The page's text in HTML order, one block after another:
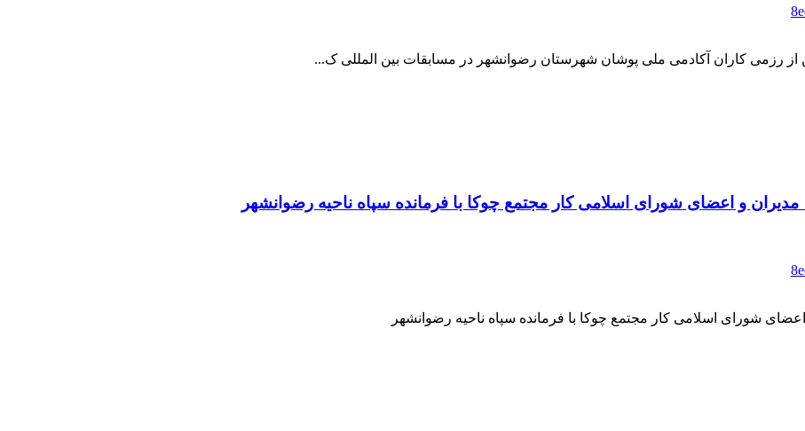
و اعضای شورای اسلامی کار مجتمع چوکا با فرمانده سپاه ناحیه رضوانشهر
شورای اسلامی کار مجتمع چوکا با فرمانده سپاه ناحیه رضوانشهر